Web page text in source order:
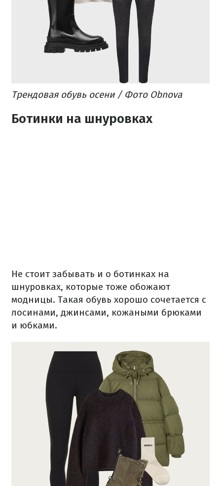
Трендовая обувь осени / Фото Obnova
Ботинки на шнуровках
Не стоит забывать и о ботинках на
шнуровках, которые тоже обожают
модницы. Такая обувь хорошо сочетается с
лосинами, джинсами, кожаными брюками
и юбками.